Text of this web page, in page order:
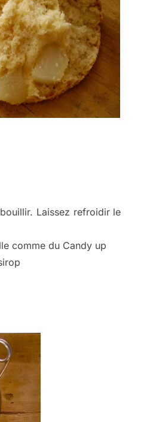
Laissez refroidir le
comme du Candy up